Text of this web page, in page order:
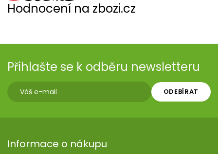
Hodnocení na zbozi.cz
Přihlašte se k odběru newsletteru
ODEBÍRAT
Informace o nákupu